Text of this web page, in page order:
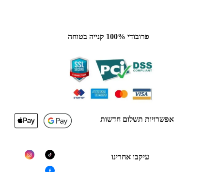
פרובודי 100% קנייה בטוחה
אפשרויות תשלום חדשות
עיקבו אחרינו